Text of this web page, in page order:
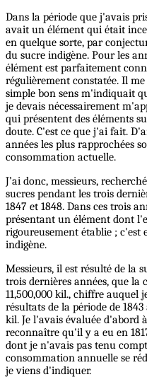
Dans la période que j'avais
avait un élément qui était
en quelque sorte, par
du sucre indigène. Pour les
élément est parfaitement
régulièrement constatée. Il
simple bon sens m'indiquait
je devais nécessairement
qui présentent des éléments
doute. C'est ce que j'ai fait.
années les plus rapprochées
consommation actuelle.
J’ai donc, messieurs,
sucres pendant les trois
1847 et 1848. Dans ces trois
présentant un élément dont
rigoureusement établie ; c'est
indigène.
Messieurs, il est résulté de la
trois dernières années, que
11,500,000 kil., chiffre auquel
résultats de la période de
kil. Je l'avais évaluée d'abord
reconnaître qu'il y a eu en
dont je n'avais pas tenu
consommation annuelle se
je viens d'indiquer.